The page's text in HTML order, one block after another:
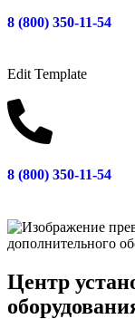
8 (800) 350-11-54
Edit Template
8 (800) 350-11-54
Центр